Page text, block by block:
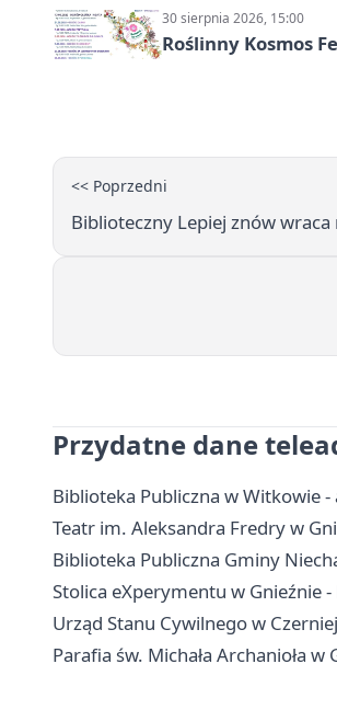
30 sierpnia 2026, 15:00
Roślinny Kosmos
<< Poprzedni
Biblioteczny Lepiej znów
Przydatne dane
Biblioteka Publiczna w Witkowie
Teatr im. Aleksandra Fredry w
Biblioteka Publiczna Gminy
Stolica eXperymentu w Gnieźnie
Urząd Stanu Cywilnego w
Parafia św. Michała Archanioła